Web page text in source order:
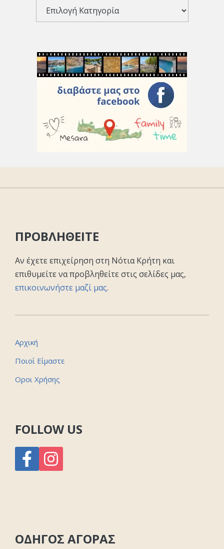
ΠΡΟΒΛΗΘΕΙΤΕ
Αν έχετε επιχείρηση στη Νότια Κρήτη και
επιθυμείτε να προβληθείτε στις σελίδες μας,
επικοινωνήστε μαζί μας.
Αρχική
Ποιοί Είμαστε
Οροι Χρήσης
FOLLOW US
ΟΔΗΓΟΣ ΑΓΟΡΑΣ